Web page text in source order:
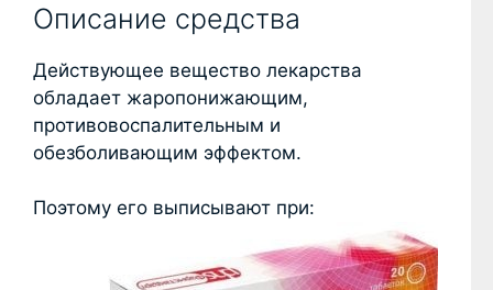
Описание средства
Действующее вещество лекарства
обладает жаропонижающим,
противовоспалительным и
обезболивающим эффектом.
Поэтому его выписывают при: